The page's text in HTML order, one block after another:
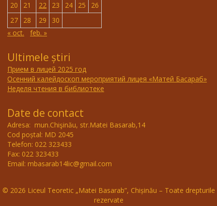
20
21 22 23 24 25
26
27
28 29
30
« oct.
feb. »
Ultimele știri
Прием в лицей 2025 год
Осенний калейдоскоп мероприятий лицея «Матей Басараб»
Неделя чтения в библиотеке
Date de contact
Adresa: mun.Chişinău, str.Matei Basarab,14
Cod poștal: MD 2045
Telefon: 022 323433
Fax: 022 323433
Email: mbasarab14lic@gmail.com
© 2026 Liceul Teoretic „Matei Basarab”, Chișinău – Toate drepturile
rezervate